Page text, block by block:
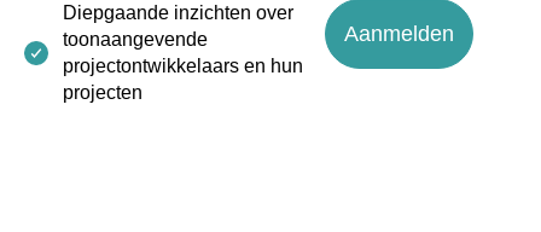
Diepgaande inzichten over
toonaangevende
projectontwikkelaars en hun
projecten